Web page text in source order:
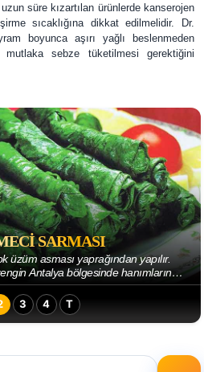
süre kızartılan ürünlerde kanserojen
sıcaklığına dikkat edilmelidir. Dr.
boyunca aşırı yağlı beslenmeden
mutlaka sebze tüketilmesi gerektiğini
SARMASI
üzüm asması yaprağından yapılır.
Antalya bölgesinde hanımların
bambaşka ...
3 4 T